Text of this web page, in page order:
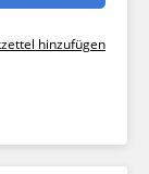
hinzufügen